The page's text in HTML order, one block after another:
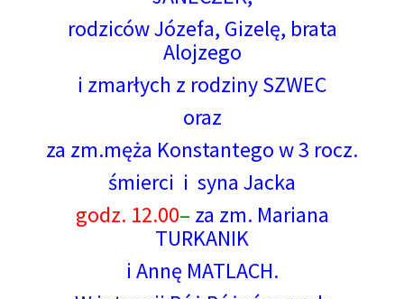
rodziców Józefa, Gizelę, brata
Alojzego
i zmarłych z rodziny SZWEC
oraz
za zm.męża Konstantego w 3 rocz.
śmierci i syna Jacka
godz. 12.00– za zm. Mariana
TURKANIK
i Annę MATLACH.